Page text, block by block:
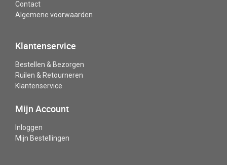
Contact
Algemene voorwaarden
Klantenservice
Bestellen & Bezorgen
Ruilen & Retourneren
Klantenservice
Mijn Account
Inloggen
Mijn Bestellingen